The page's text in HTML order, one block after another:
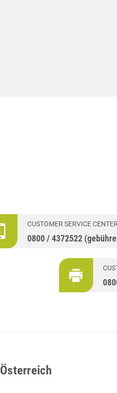
CUSTOMER SERVICE CENTER
0800 / 4372522
Österreich